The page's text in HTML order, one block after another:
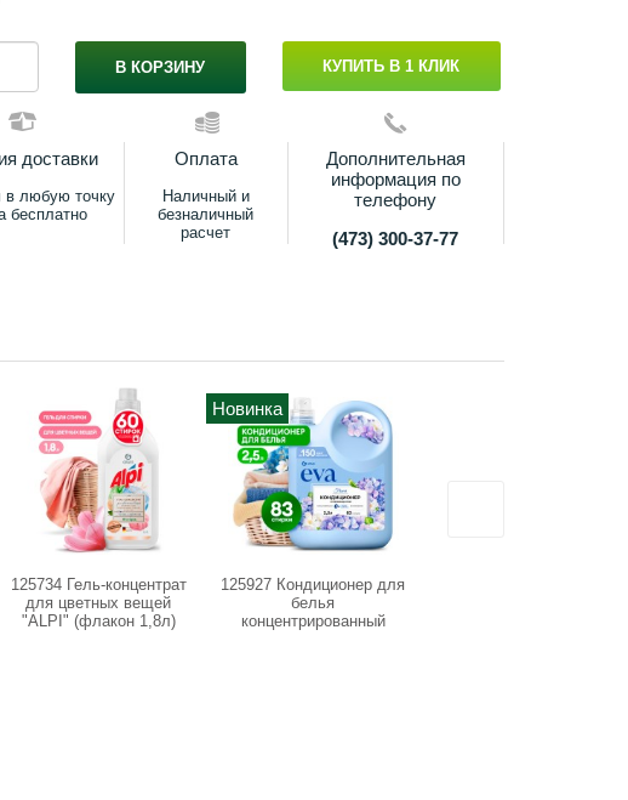
В КОРЗИНУ КУПИТЬ В 1 КЛИК
доставки
в любую точку
бесплатно
Оплата
Наличный и
безналичный
расчет
Дополнительная
информация по
телефону
(473) 300-37-77
125734 Гель-концентрат
для цветных вещей
"ALPI" (флакон 1,8л)
Новинка
125927 Кондиционер для
белья
концентрированный